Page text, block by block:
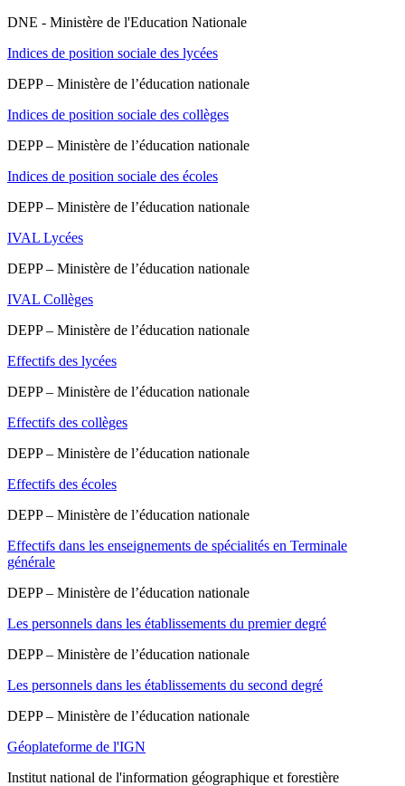
DNE - Ministère de l'Education Nationale
Indices de position sociale des lycées
DEPP – Ministère de l’éducation nationale
Indices de position sociale des collèges
DEPP – Ministère de l’éducation nationale
Indices de position sociale des écoles
DEPP – Ministère de l’éducation nationale
IVAL Lycées
DEPP – Ministère de l’éducation nationale
IVAL Collèges
DEPP – Ministère de l’éducation nationale
Effectifs des lycées
DEPP – Ministère de l’éducation nationale
Effectifs des collèges
DEPP – Ministère de l’éducation nationale
Effectifs des écoles
DEPP – Ministère de l’éducation nationale
Effectifs dans les enseignements de spécialités en Terminale
générale
DEPP – Ministère de l’éducation nationale
Les personnels dans les établissements du premier degré
DEPP – Ministère de l’éducation nationale
Les personnels dans les établissements du second degré
DEPP – Ministère de l’éducation nationale
Géoplateforme de l'IGN
Institut national de l'information géographique et forestière